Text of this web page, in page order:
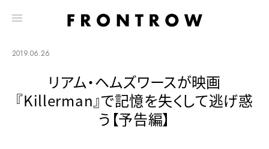
2019.06.26
リアム・ヘムズワースが映画
『Killerman』で記憶を失くして逃げ惑
う【予告編】